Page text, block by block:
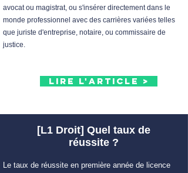
avocat ou magistrat, ou s'insérer directement dans le
monde professionnel avec des carrières variées telles
que juriste d'entreprise, notaire, ou commissaire de
justice.
Lire l'article >
[L1 Droit] Quel taux de
réussite ?
Le taux de réussite en première année de licence